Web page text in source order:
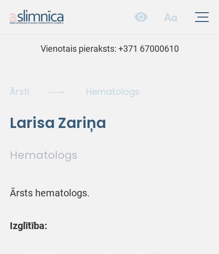
Vienotais pieraksts: +371 67000610
Ārsti Hematologs
Larisa Zariņa
Hematologs
Ārsts hematologs.
Izglītība: